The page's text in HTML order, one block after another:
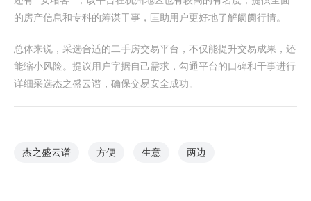
的房产信息和专科的筹谋干事，匡助用户更好地了解阛阓行情。
总体来说，采选合适的二手房交易平台，不仅能提升交易成果，还
能缩小风险。提议用户字据自己需求，勾通平台的口碑和干事进行
详细采选杰之盛云谱，确保交易安全成功。
杰之盛云谱 方便 生意 两边